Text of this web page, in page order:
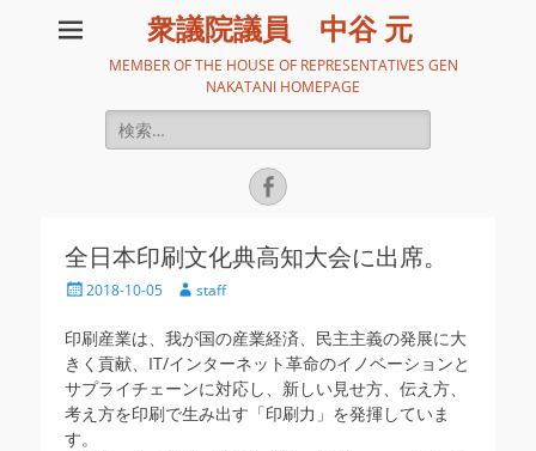
衆議院議員 中谷 元
MEMBER OF THE HOUSE OF REPRESENTATIVES GEN
NAKATANI HOMEPAGE
検
索:
Facebook
全日本印刷文化典高知大会に出席。
投
日
2018-10-05
投
者
staff
印刷産業は、我が国の産業経済、民主主義の発展に大
きく貢献、IT/インターネット革命のイノベーションと
サプライチェーンに対応し、新しい見せ方、伝え方、
考え方を印刷で生み出す「印刷力」を発揮していま
す。